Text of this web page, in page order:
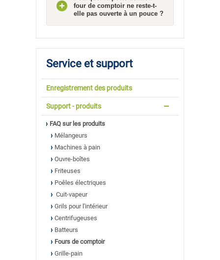
four de comptoir ne reste-t-
elle pas ouverte à un pouce ?
Service et support
Enregistrement des produits
Support - produits
FAQ sur les produits
Mélangeurs
Machines à pain
Ouvre-boîtes
Friteuses
Poêles électriques
Cuit-vapeur
Grils pour l'intérieur
Centrifugeuses
Batteurs
Fours de comptoir
Grille-pain